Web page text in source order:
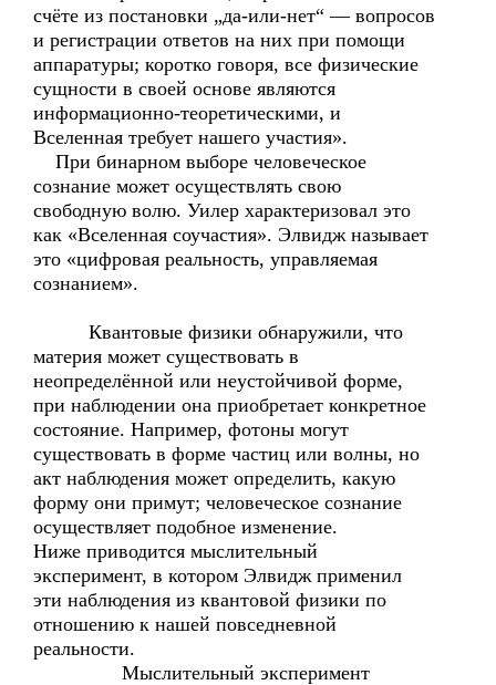
счёте из постановки „да-или-нет“ — вопросов
и регистрации ответов на них при помощи
аппаратуры; коротко говоря, все физические
сущности в своей основе являются
информационно-теоретическими, и
Вселенная требует нашего участия».
При бинарном выборе человеческое
сознание может осуществлять свою
свободную волю. Уилер характеризовал это
как «Вселенная соучастия». Элвидж называет
это «цифровая реальность, управляемая
сознанием».
Квантовые физики обнаружили, что
материя может существовать в
неопределённой или неустойчивой форме,
при наблюдении она приобретает конкретное
состояние. Например, фотоны могут
существовать в форме частиц или волны, но
акт наблюдения может определить, какую
форму они примут; человеческое сознание
осуществляет подобное изменение.
Ниже приводится мыслительный
эксперимент, в котором Элвидж применил
эти наблюдения из квантовой физики по
отношению к нашей повседневной
реальности.
Мыслительный эксперимент